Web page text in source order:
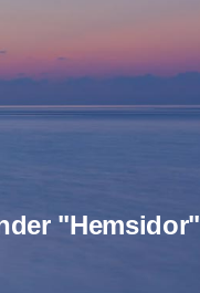
"hemsidor"